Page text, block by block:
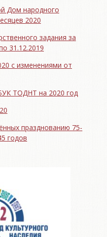
Дом народного
2020
задания за
31.12.2019
с изменениями от
ТОДНТ на 2020 год
празднованию 75-
годов